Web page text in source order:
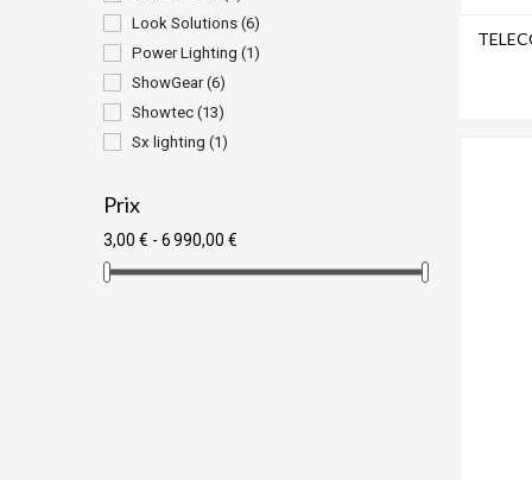
Look Solutions (6)
Power Lighting (1)
ShowGear(6)
Showtec (13)
Sx lighting (1)
Prix
3,00 € - 6 990,00 €